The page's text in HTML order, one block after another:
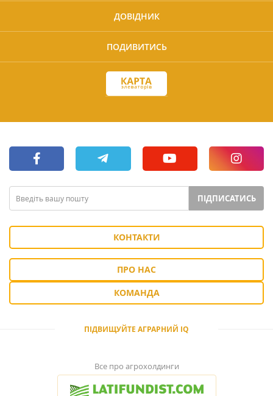
ДОВІДНИК
ПОДИВИТИСЬ
ПІДПИСАТИСЬ
КОНТАКТИ
ПРО НАС
КОМАНДА
ПІДВИЩУЙТЕ АГРАРНИЙ IQ
Все про агрохолдинги